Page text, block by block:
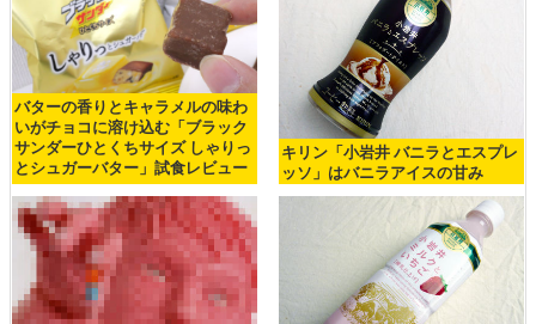
バターの香りとキャラメルの味わ
いがチョコに溶け込む「ブラック
サンダーひとくちサイズ しゃりっ
とシュガーバター」試食レビュー
キリン「小岩井 バニラとエスプレ
ッソ」はバニラアイスの甘み